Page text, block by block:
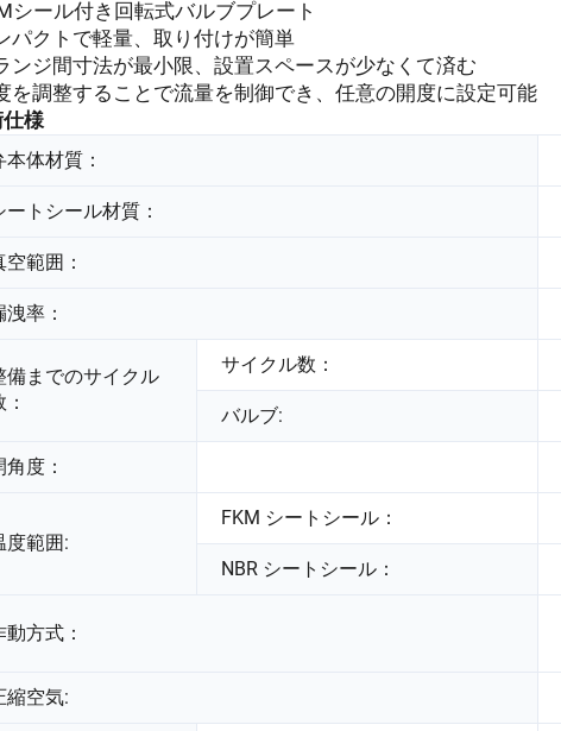
シール付き回転式バルブプレート
パクトで軽量、取り付けが簡単
ンジ間寸法が最小限、設置スペースが少なくて済む
を調整することで流量を制御でき、任意の開度に設定可能
様
本体材質：
ートシール材質：
空範囲：
洩率：
備までのサイクル
サイクル数：
バルブ:
角度：
度範囲:
FKM シートシール：
NBR シートシール：
動方式：
縮空気: